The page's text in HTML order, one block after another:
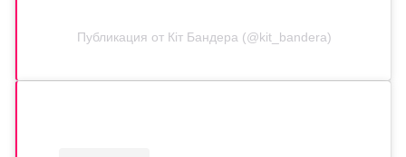
Публикация от Кіт Бандера (@kit_bandera)